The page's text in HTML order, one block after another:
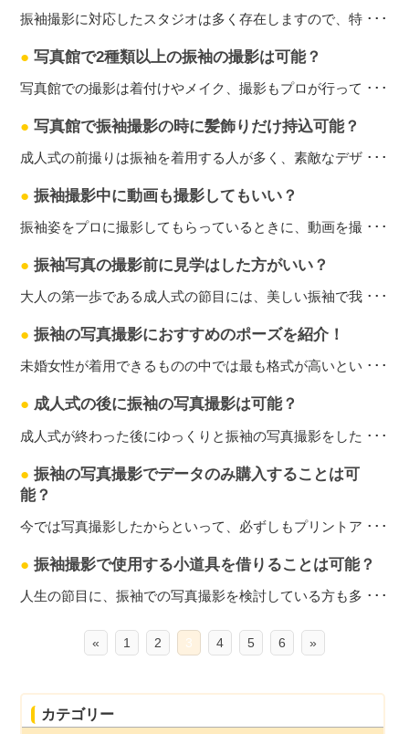
振袖撮影に対応したスタジオは多く存在しますので、特 ･･･
● 写真館で2種類以上の振袖の撮影は可能？
写真館での撮影は着付けやメイク、撮影もプロが行って ･･･
● 写真館で振袖撮影の時に髪飾りだけ持込可能？
成人式の前撮りは振袖を着用する人が多く、素敵なデザ ･･･
● 振袖撮影中に動画も撮影してもいい？
振袖姿をプロに撮影してもらっているときに、動画を撮 ･･･
● 振袖写真の撮影前に見学はした方がいい？
大人の第一歩である成人式の節目には、美しい振袖で我 ･･･
● 振袖の写真撮影におすすめのポーズを紹介！
未婚女性が着用できるものの中では最も格式が高いとい ･･･
● 成人式の後に振袖の写真撮影は可能？
成人式が終わった後にゆっくりと振袖の写真撮影をした ･･･
● 振袖の写真撮影でデータのみ購入することは可
能？
今では写真撮影したからといって、必ずしもプリントア ･･･
● 振袖撮影で使用する小道具を借りることは可能？
人生の節目に、振袖での写真撮影を検討している方も多 ･･･
« 1 2 3 4 5 6 »
カテゴリー